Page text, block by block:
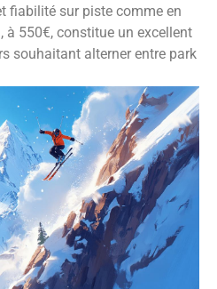
fiabilité sur piste comme en
à 550€, constitue un excellent
souhaitant alterner entre park